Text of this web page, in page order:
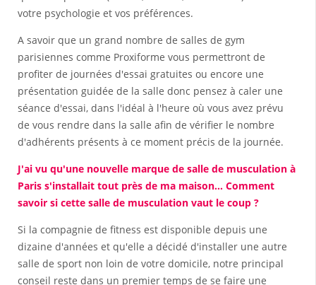
votre psychologie et vos préférences.
A savoir que un grand nombre de salles de gym
parisiennes comme Proxiforme vous permettront de
profiter de journées d'essai gratuites ou encore une
présentation guidée de la salle donc pensez à caler une
séance d'essai, dans l'idéal à l'heure où vous avez prévu
de vous rendre dans la salle afin de vérifier le nombre
d'adhérents présents à ce moment précis de la journée.
J'ai vu qu'une nouvelle marque de salle de musculation à
Paris s'installait tout près de ma maison... Comment
savoir si cette salle de musculation vaut le coup ?
Si la compagnie de fitness est disponible depuis une
dizaine d'années et qu'elle a décidé d'installer une autre
salle de sport non loin de votre domicile, notre principal
conseil reste dans un premier temps de se faire une